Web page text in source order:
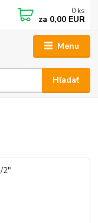
Menu
Hľadať
0 ks
za 0,00 EUR